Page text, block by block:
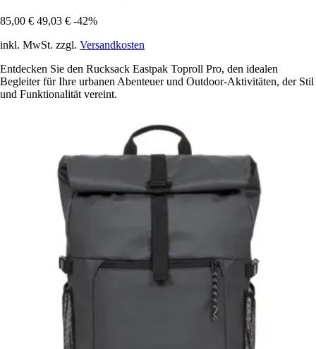
85,00 € 49,03 € -42%
inkl. MwSt. zzgl. Versandkosten
Entdecken Sie den Rucksack Eastpak Toproll Pro, den idealen
Begleiter für Ihre urbanen Abenteuer und Outdoor-Aktivitäten, der Stil
und Funktionalität vereint.